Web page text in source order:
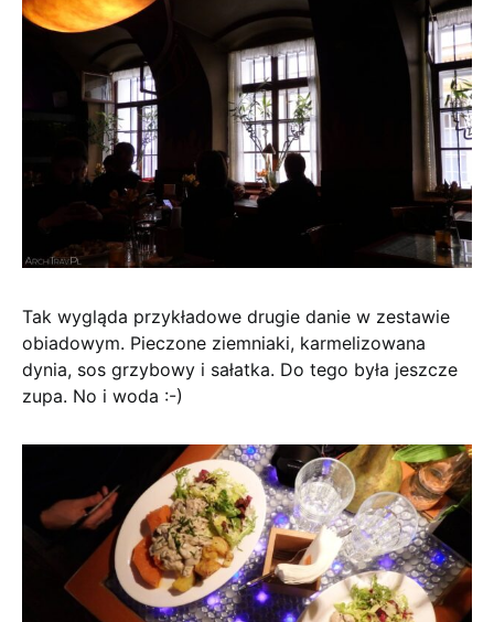
Tak wygląda przykładowe drugie danie w zestawie
obiadowym. Pieczone ziemniaki, karmelizowana
dynia, sos grzybowy i sałatka. Do tego była jeszcze
zupa. No i woda :-)